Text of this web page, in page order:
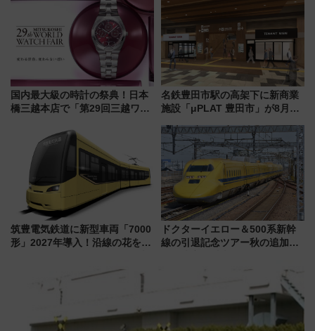
国内最大級の時計の祭典！日本
橋三越本店で「第29回三越ワー
【2026年8月5日～25日】
名鉄豊田市駅の高架下に新商業
施設「μPLAT 豊田市」が8月26
たな玄関口へ
筑豊電気鉄道に新型車両「7000
形」2027年導入！沿線の花をイ
内は落ち着いたゆとりある空間
ドクターイエロー＆500系新幹
線の引退記念ツアー秋の追加企